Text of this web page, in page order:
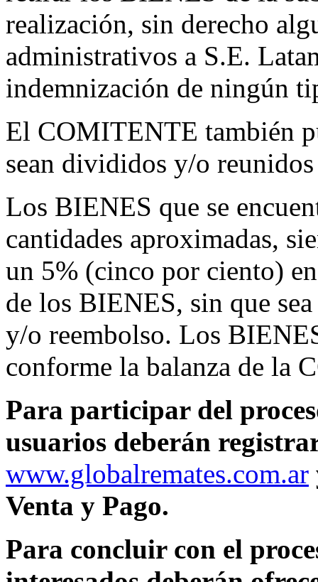
realización, sin derecho
administrativos a S.E.
indemnización de ningún
El COMITENTE también
sean divididos y/o
Los BIENES que se
cantidades aproximadas,
un 5% (cinco por ciento)
de los BIENES, sin que
y/o reembolso. Los
conforme la balanza de la
Para participar del
usuarios deberán
www.globalremates.com.ar
Venta y Pago.
Para concluir con el